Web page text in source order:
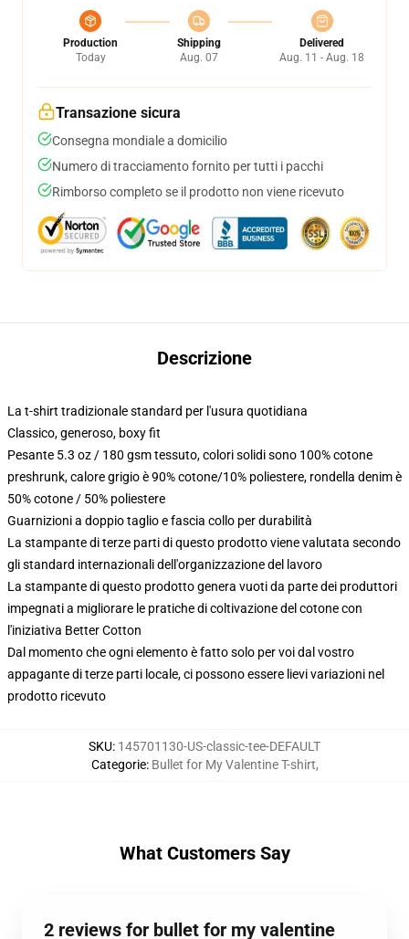
Production
Today
Shipping
Aug. 07
Delivered
Aug. 11 - Aug. 18
Transazione sicura
Consegna mondiale a domicilio
Numero di tracciamento fornito per tutti i pacchi
Rimborso completo se il prodotto non viene ricevuto
Descrizione
La t-shirt tradizionale standard per l'usura quotidiana
Classico, generoso, boxy fit
Pesante 5.3 oz / 180 gsm tessuto, colori solidi sono 100% cotone
preshrunk, calore grigio è 90% cotone/10% poliestere, rondella denim è
50% cotone / 50% poliestere
Guarnizioni a doppio taglio e fascia collo per durabilità
La stampante di terze parti di questo prodotto viene valutata secondo
gli standard internazionali dell'organizzazione del lavoro
La stampante di questo prodotto genera vuoti da parte dei produttori
impegnati a migliorare le pratiche di coltivazione del cotone con
l'iniziativa Better Cotton
Dal momento che ogni elemento è fatto solo per voi dal vostro
appagante di terze parti locale, ci possono essere lievi variazioni nel
prodotto ricevuto
SKU: 145701130-US-classic-tee-DEFAULT
Categorie: Bullet for My Valentine T-shirt,
What Customers Say
2 reviews for bullet for my valentine